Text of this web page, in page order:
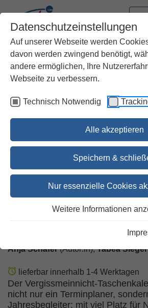
Datenschutzeinstellungen
Auf unserer Webseite werden
davon werden zwingend benötigt,
andere ermöglichen, Ihre
Webseite zu verbessern.
Technisch Notwendig
Alle akzeptieren
Speichern &
Nur essenzielle Cookies
Weitere Informationen
vergissmeinnicht
Anja Schäfer(Autor:in),Tabea Siegel
lieferbar innerhalb 1-4 Werktagen
Der Vergissmeinnicht-
nicht nur ein Terminplaner,
Jahresbegleiter: mit viel Platz für